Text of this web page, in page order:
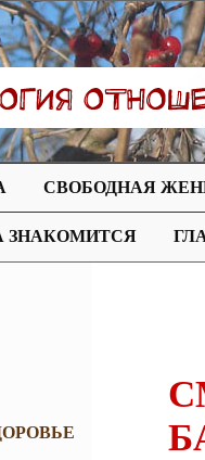
СВОБОДНАЯ